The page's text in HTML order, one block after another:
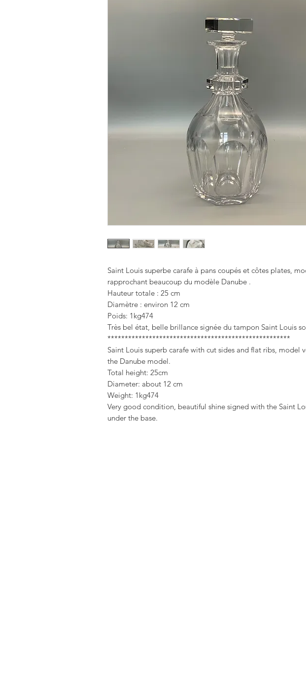
Saint Louis superbe carafe à pans coupés et côtes plates,
rapprochant beaucoup du modèle Danube .
Hauteur totale : 25 cm
Diamètre : environ 12 cm
Poids: 1kg474
Très bel état, belle brillance signée du tampon Saint Louis
*****************************************************
Saint Louis superb carafe with cut sides and flat ribs, model
the Danube model.
Total height: 25cm
Diameter: about 12 cm
Weight: 1kg474
Very good condition, beautiful shine signed with the Saint
under the base.